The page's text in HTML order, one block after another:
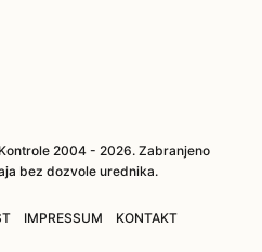
2004 - 2026. Zabranjeno
bez dozvole urednika.
IMPRESSUM KONTAKT